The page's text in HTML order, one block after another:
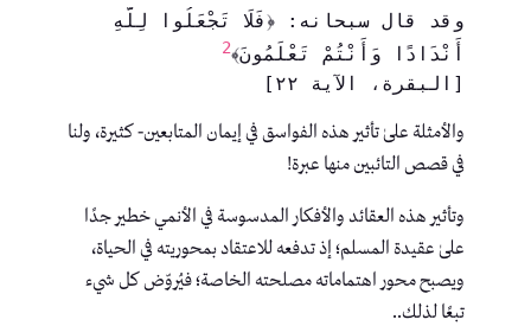
أَنْدَادًا وَأَنْتُمْ تَعْلَمُونَ﴾2
[البقرة، الآية ٢٢]
والأمثلة علىٰ تأثير هذه الفواسق في إيمان المتابعين- كثيرة، ولنا
في قصص التائبين منها عبرة!
وتأثير هذه العقائد والأفكار المدسوسة في الأنمي خطير جدًا
علىٰ عقيدة المسلم؛ إذ تدفعه للاعتقاد بمحوريته في الحياة،
ويصبح محور اهتماماته مصلحته الخاصة؛ فيُروّض كل شيء
تبعًا لذلك..